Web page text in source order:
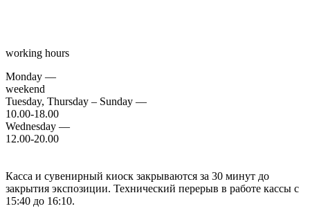
working hours
Monday —
weekend
Tuesday, Thursday – Sunday —
10.00-18.00
Wednesday —
12.00-20.00
Касса и сувенирный киоск закрываются за 30 минут до
закрытия экспозиции. Технический перерыв в работе кассы с
15:40 до 16:10.